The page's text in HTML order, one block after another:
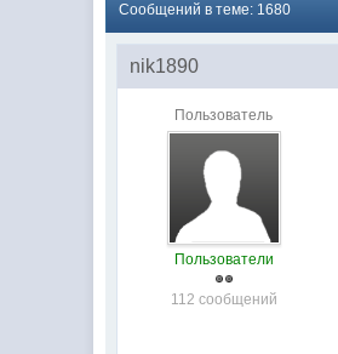
Сообщений в теме: 1680
nik1890
Пользователь
Пользователи
112 сообщений